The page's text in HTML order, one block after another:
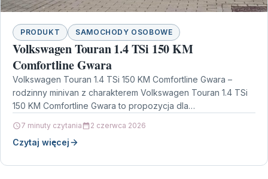
PRODUKT SAMOCHODY OSOBOWE
Volkswagen Touran 1.4 TSi 150 KM
Comfortline Gwara
Volkswagen Touran 1.4 TSi 150 KM Comfortline Gwara –
rodzinny minivan z charakterem Volkswagen Touran 1.4 TSi
150 KM Comfortline Gwara to propozycja dla…
7 minuty czytania 2 czerwca 2026
Czytaj więcej